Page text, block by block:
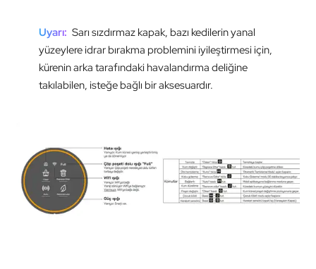
Uyarı: Sarı sızdırmaz kapak, bazı kedilerin yanal
yüzeylere idrar bırakma problemini iyileştirmesi için,
kürenin arka tarafındaki havalandırma deliğine
takılabilen, isteğe bağlı bir aksesuardır.